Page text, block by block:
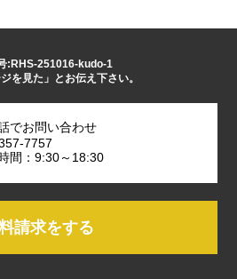
:RHS-251016-kudo-1
ジを見た」とお伝え下さい。
でお問い合わせ
7757
間：9:30～18:30
請求をする